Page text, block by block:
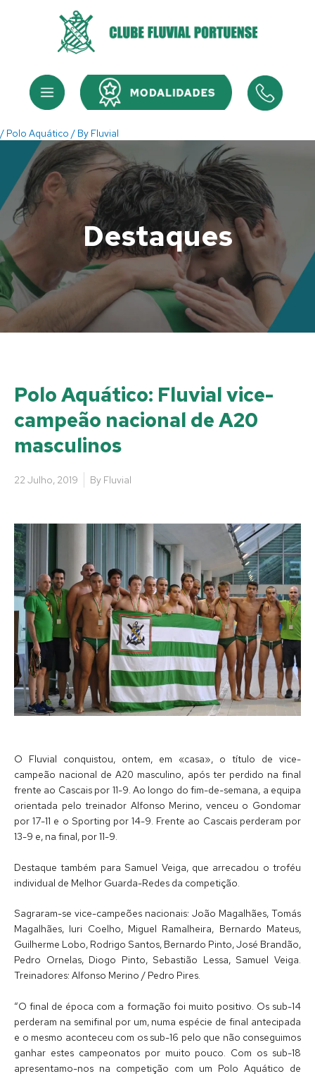
Menu Menu
/ Polo Aquático / By Fluvial
Destaques
Polo Aquático: Fluvial vice-
campeão nacional de A20
masculinos
22 Julho, 2019 By Fluvial
O Fluvial conquistou, ontem, em «casa», o título de vice-
campeão nacional de A20 masculino, após ter perdido na final
frente ao Cascais por 11-9. Ao longo do fim-de-semana, a equipa
orientada pelo treinador Alfonso Merino, venceu o Gondomar
por 17-11 e o Sporting por 14-9. Frente ao Cascais perderam por
13-9 e, na final, por 11-9.
Destaque também para Samuel Veiga, que arrecadou o troféu
individual de Melhor Guarda-Redes da competição.
Sagraram-se vice-campeões nacionais: João Magalhães, Tomás
Magalhães, Iuri Coelho, Miguel Ramalheira, Bernardo Mateus,
Guilherme Lobo, Rodrigo Santos, Bernardo Pinto, José Brandão,
Pedro Ornelas, Diogo Pinto, Sebastião Lessa, Samuel Veiga.
Treinadores: Alfonso Merino / Pedro Pires.
“O final de época com a formação foi muito positivo. Os sub-14
perderam na semifinal por um, numa espécie de final antecipada
e o mesmo aconteceu com os sub-16 pelo que não conseguimos
ganhar estes campeonatos por muito pouco. Com os sub-18
apresentamo-nos na competição com um Polo Aquático de